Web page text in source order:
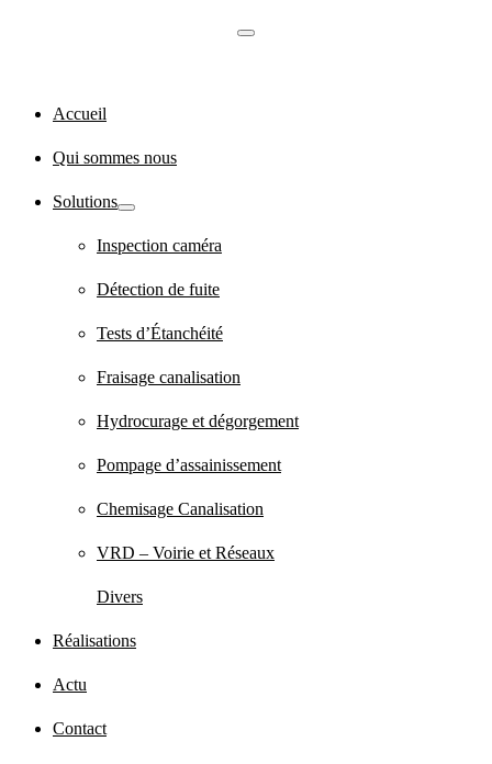
Accueil
Qui sommes nous
Solutions
Inspection caméra
Détection de fuite
Tests d’Étanchéité
Fraisage canalisation
Hydrocurage et dégorgement
Pompage d’assainissement
Chemisage Canalisation
VRD – Voirie et Réseaux
Divers
Réalisations
Actu
Contact